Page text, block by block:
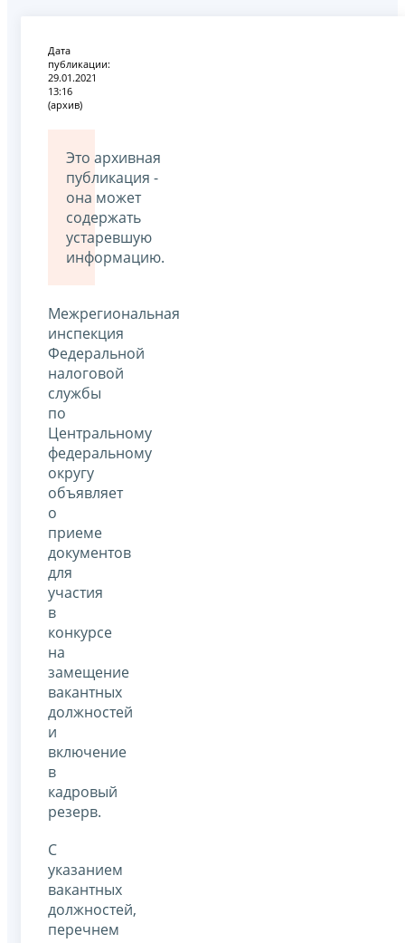
Дата
публикации:
29.01.2021
13:16
(архив)
Это архивная
публикация -
она может
содержать
устаревшую
информацию.
Межрегиональная
инспекция
Федеральной
налоговой
службы
по
Центральному
федеральному
округу
объявляет
о
приеме
документов
для
участия
в
конкурсе
на
замещение
вакантных
должностей
и
включение
в
кадровый
резерв.
С
указанием
вакантных
должностей,
перечнем